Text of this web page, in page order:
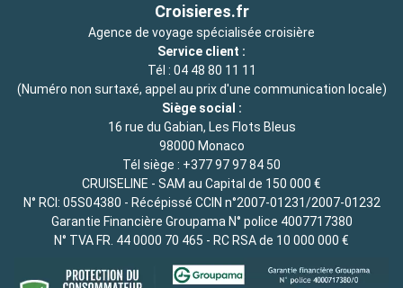
Croisieres.fr
Agence de voyage spécialisée croisière
Service client :
Tél : 04 48 80 11 11
(Numéro non surtaxé, appel au prix d'une communication locale)
Siège social :
16 rue du Gabian, Les Flots Bleus
98000 Monaco
Tél siège : +377 97 97 84 50
CRUISELINE - SAM au Capital de 150 000 €
N° RCI: 05S04380 - Récépissé CCIN n°2007-01231/2007-01232
Garantie Financière Groupama N° police 4007717380
N° TVA FR. 44 0000 70 465 - RC RSA de 10 000 000 €